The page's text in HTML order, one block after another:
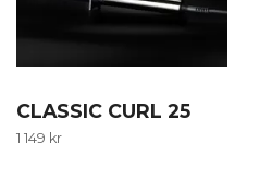
CLASSIC CURL 25
1 149 kr